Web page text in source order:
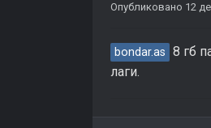
Опубликовано 12
bondar.as 8 гб
лаги.